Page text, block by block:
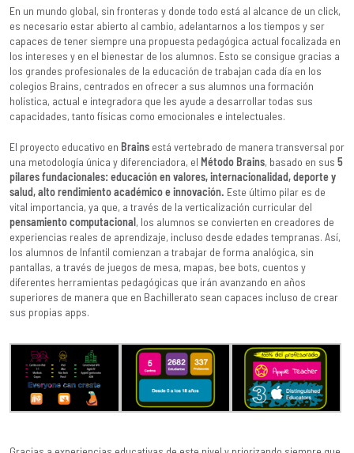
En un mundo global, sin fronteras y donde todo está al alcance de un click,
es necesario estar abierto al cambio, adelantarnos a los tiempos y ser
capaces de tener siempre una propuesta pedagógica actual focalizada en
los intereses y en el bienestar de los alumnos. Esto se consigue gracias a
los grandes profesionales de la educación de trabajan cada día en los
colegios Brains, centrados en ofrecer a sus alumnos una formación
holística, actual e integradora que les ayude a desarrollar todas sus
capacidades, tanto físicas como emocionales e intelectuales.
El proyecto educativo en Brains está vertebrado de manera transversal por
una metodología única y diferenciadora, el Método Brains, basado en sus 5
pilares fundacionales: educación en valores, internacionalidad, deporte y
salud, alto rendimiento académico e innovación. Este último pilar es de
vital importancia, ya que, a través de la verticalización curricular del
pensamiento computacional, los alumnos se convierten en creadores de
experiencias reales de aprendizaje, incluso desde edades tempranas. Así,
los alumnos de Infantil comienzan a trabajar de forma analógica, sin
pantallas, a través de juegos de mesa, mapas, bee bots, cuentos y
diferentes herramientas pedagógicas que irán avanzando en años
superiores de manera que en Bachillerato sean capaces incluso de crear
sus propias apps.